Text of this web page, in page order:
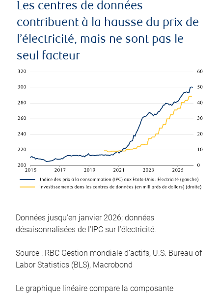
Les centres de données
contribuent à la hausse du prix de
l’électricité, mais ne sont pas le
seul facteur
Données jusqu’en janvier 2026; données
désaisonnalisées de l’IPC sur l’électricité.
Source : RBC Gestion mondiale d’actifs, U.S. Bureau of
Labor Statistics (BLS), Macrobond
Le graphique linéaire compare la composante